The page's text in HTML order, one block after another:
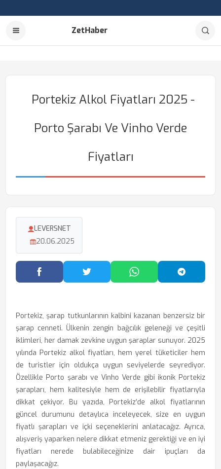
ZetHaber
Portekiz Alkol Fiyatları 2025 -
Porto Şarabı Ve Vinho Verde
Fiyatları
LEVERSNET
20.06.2025
Facebook'ta PaylaşTwitter'da PaylaşWhatsApp'ta Paylaş
Portekiz, şarap tutkunlarının kalbini kazanan benzersiz bir
şarap cenneti. Ülkenin zengin bağcılık geleneği ve çeşitli
iklimleri, her damak zevkine uygun şaraplar sunuyor. 2025
yılında Portekiz alkol fiyatları, hem yerel tüketiciler hem
de turistler için oldukça uygun seviyelerde seyrediyor.
Özellikle Porto şarabı ve Vinho Verde gibi ikonik Portekiz
şarapları, hem kalitesiyle hem de erişilebilir fiyatlarıyla
dikkat çekiyor. Bu yazıda, Portekiz’de alkol fiyatlarının
güncel durumunu detaylıca inceleyecek, size en uygun
fiyatlı şarapları ve içki seçeneklerini anlatacağız. Ayrıca,
alışveriş yaparken nelere dikkat etmeniz gerektiği ve en iyi
fiyatları nerede bulabileceğinize dair ipuçları da
paylaşacağız.